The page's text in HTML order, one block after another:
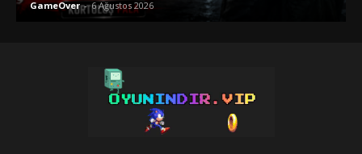
GameOver - 6 Ağustos 2026